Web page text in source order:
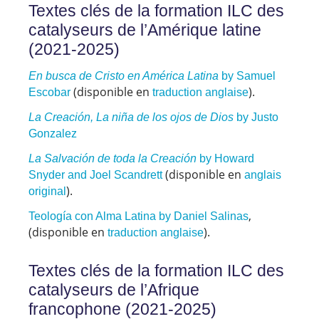
Textes clés de la formation ILC des
catalyseurs de l’Amérique latine
(2021-2025)
En busca de Cristo en América Latina by Samuel
Escobar (disponible en traduction anglaise).
La Creación, La niña de los ojos de Dios by Justo
Gonzalez
La Salvación de toda la Creación by Howard
Snyder and Joel Scandrett(disponible en anglais
original ).
Teología con Alma Latina by Daniel Salinas,
(disponible en traduction anglaise).
Textes clés de la formation ILC des
catalyseurs de l’Afrique
francophone (2021-2025)